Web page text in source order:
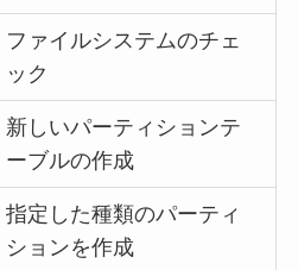
ファイルシステムのチェ
ック
新しいパーティションテ
ーブルの作成
指定した種類のパーティ
ションを作成